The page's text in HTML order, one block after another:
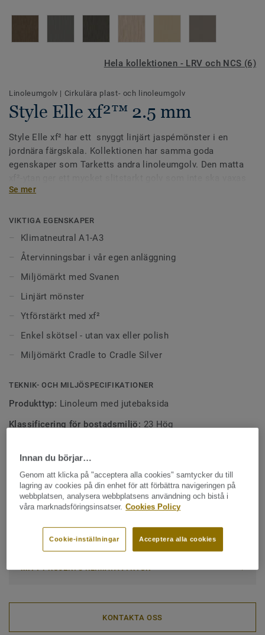
Hela kollektionen - LRV och NCS (6)
Linoleumgolv | Cirkulära plast- och linoleumgolv
Style Elle xf²™ 2.5 mm
Style Elle xf² har ett snyggt linjärt jaspémönster i en
jordnära färgskala. Kollektionen har samma goda
egenskaper som Tarketts andra linoleumgolv. Den matta
eller polishbehandlas. Samtliga färger går också att
stegljudsdämpning.
Se mer
VIKTIGA EGENSKAPER
Klimatneutral A1-A3
Återvinningsbar i vår egen anläggning
Miljömärkt med Svanen
Linjärt mönster
Ytförstärkt med xf²
Enkel skötsel - utan vax eller polish
Miljömärkt Cradle to Cradle Silver
TEKNIK- OCH MILJÖSPECIFIKATIONER
Produkttyp: Linoleum med jutebaksida
Klassificering för bostadsmiljö: 23 Hög
Klassificering för industrimiljö:
Quality & environment certifications:ISO 14001
-1.92 kg CO /m2
MITT PROJEKTS KLIMATAVTRYCK
KONTAKTA OSS
Innan du börjar…
Genom att klicka på "acceptera alla cookies" samtycker du till
lagring av cookies på din enhet för att förbättra navigeringen på
webbplatsen, analysera webbplatsens användning och bistå i
våra marknadsföringsinsatser. Cookies Policy
Acceptera alla cookies
Cookie-inställningar